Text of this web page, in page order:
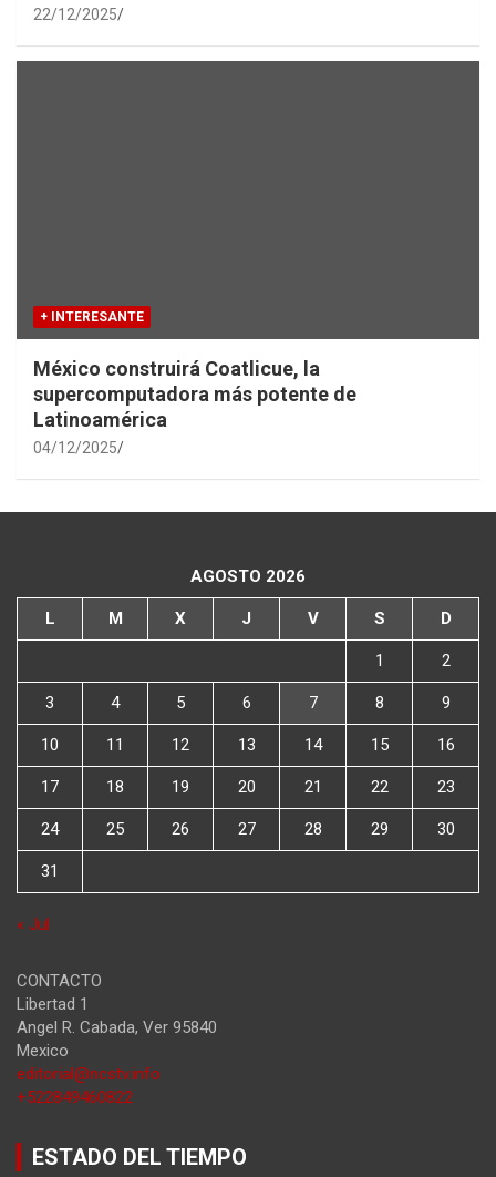
22/12/2025
+ INTERESANTE
México construirá Coatlicue, la
supercomputadora más potente de
Latinoamérica
04/12/2025
AGOSTO 2026
L M X J V S D
1 2
3 4 5 6 7 8 9
10 11 12 13 14 15 16
17 18 19 20 21 22 23
24 25 26 27 28 29 30
31
« Jul
CONTACTO
Libertad 1
Angel R. Cabada, Ver 95840
Mexico
editorial@ncstv.info
+522849460822
ESTADO DEL TIEMPO